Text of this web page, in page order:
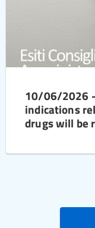
10/06/2026
indications
drugs will be